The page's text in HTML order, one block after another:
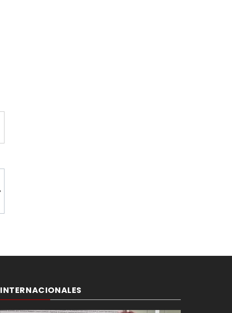
INTERNACIONALES